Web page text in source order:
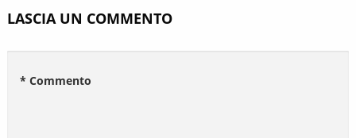
LASCIA UN COMMENTO
* Commento